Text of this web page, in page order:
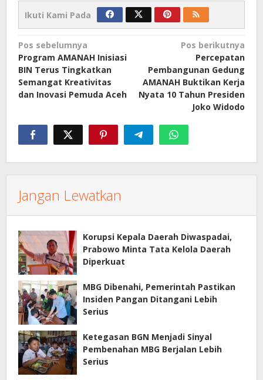
Ikuti Kami Pada
Navigasi
pos
Pos sebelumnya
Program AMANAH Inisiasi
BIN Terus Tingkatkan
Semangat Kreativitas
dan Inovasi Pemuda Aceh
Pos berikutnya
Percepatan
Pembangunan Gedung
AMANAH Buktikan Kerja
Nyata 10 Tahun Presiden
Joko Widodo
Jangan Lewatkan
Korupsi Kepala Daerah Diwaspadai,
Prabowo Minta Tata Kelola Daerah
Diperkuat
MBG Dibenahi, Pemerintah Pastikan
Insiden Pangan Ditangani Lebih
Serius
Ketegasan BGN Menjadi Sinyal
Pembenahan MBG Berjalan Lebih
Serius